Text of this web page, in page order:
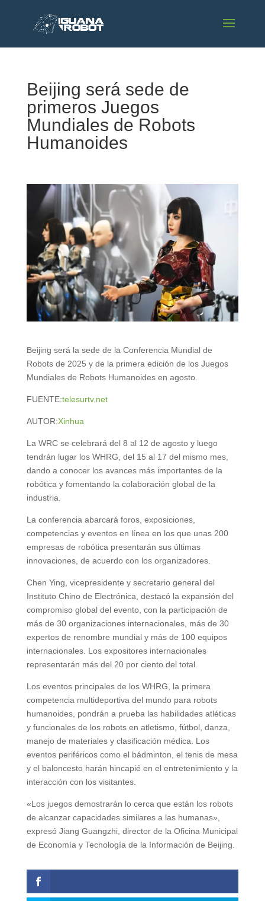
Beijing será sede de
primeros Juegos
Mundiales de Robots
Humanoides
Beijing será la sede de la Conferencia Mundial de
Robots de 2025 y de la primera edición de los Juegos
Mundiales de Robots Humanoides en agosto.
FUENTE:telesurtv.net
AUTOR:Xinhua
La WRC se celebrará del 8 al 12 de agosto y luego
tendrán lugar los WHRG, del 15 al 17 del mismo mes,
dando a conocer los avances más importantes de la
robótica y fomentando la colaboración global de la
industria.
La conferencia abarcará foros, exposiciones,
competencias y eventos en línea en los que unas 200
empresas de robótica presentarán sus últimas
innovaciones, de acuerdo con los organizadores.
Chen Ying, vicepresidente y secretario general del
Instituto Chino de Electrónica, destacó la expansión del
compromiso global del evento, con la participación de
más de 30 organizaciones internacionales, más de 30
expertos de renombre mundial y más de 100 equipos
internacionales. Los expositores internacionales
representarán más del 20 por ciento del total.
Los eventos principales de los WHRG, la primera
competencia multideportiva del mundo para robots
humanoides, pondrán a prueba las habilidades atléticas
y funcionales de los robots en atletismo, fútbol, danza,
manejo de materiales y clasificación médica. Los
eventos periféricos como el bádminton, el tenis de mesa
y el baloncesto harán hincapié en el entretenimiento y la
interacción con los visitantes.
«Los juegos demostrarán lo cerca que están los robots
de alcanzar capacidades similares a las humanas»,
expresó Jiang Guangzhi, director de la Oficina Municipal
de Economía y Tecnología de la Información de Beijing.